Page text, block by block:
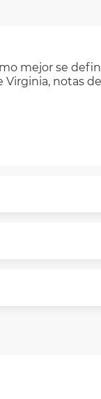
mejor se
notas